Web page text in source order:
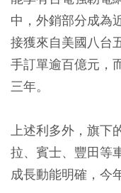
中，外銷部分成為
接獲來自美國八台
手訂單逾百億元，
三年。
上述利多外，旗下
拉、賓士、豐田等
成長動能明確，今